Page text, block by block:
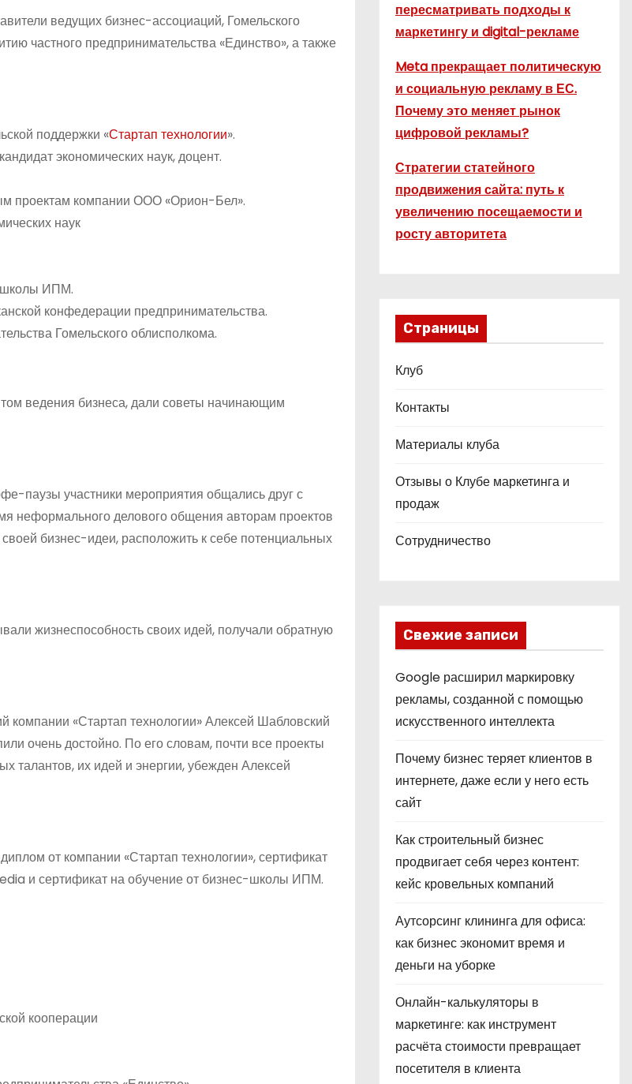
ведущих бизнес-ассоциаций, Гомельского
частного предпринимательства «Единство», а также
поддержки «Стартап технологии».
экономических наук, доцент.
проектам компании ООО «Орион-Бел».
наук
школы ИПМ.
конфедерации предпринимательства.
Гомельского облисполкома.
ведения бизнеса, дали советы начинающим
паузы участники мероприятия общались друг с
неформального делового общения авторам проектов
бизнес-идеи, расположить к себе потенциальных
жизнеспособность своих идей, получали обратную
«Стартап технологии» Алексей Шабловский
очень достойно. По его словам, почти все проекты
талантов, их идей и энергии, убежден Алексей
от компании «Стартап технологии», сертификат
и сертификат на обучение от бизнес-школы ИПМ.
кооперации
пересматривать подходы к
маркетингу и digital-рекламе
Meta прекращает политическую
и социальную рекламу в ЕС.
Почему это меняет рынок
цифровой рекламы?
Стратегии статейного
продвижения сайта: путь к
увеличению посещаемости и
росту авторитета
Страницы
Клуб
Контакты
Материалы клуба
Отзывы о Клубе маркетинга и
продаж
Сотрудничество
Свежие записи
Google расширил маркировку
рекламы, созданной с помощью
искусственного интеллекта
Почему бизнес теряет клиентов в
интернете, даже если у него есть
сайт
Как строительный бизнес
продвигает себя через контент:
кейс кровельных компаний
Аутсорсинг клининга для офиса:
как бизнес экономит время и
деньги на уборке
Онлайн-калькуляторы в
маркетинге: как инструмент
расчёта стоимости превращает
посетителя в клиента